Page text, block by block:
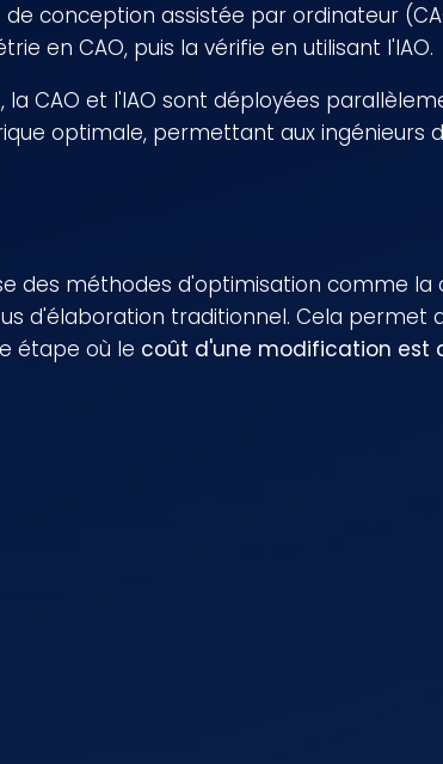
conception assistée par ordinateur
en CAO, puis la vérifie en utilisant l'IAO.
CAO et l'IAO sont déployées
optimale, permettant aux ingénieurs
des méthodes d'optimisation comme
d'élaboration traditionnel. Cela permet
étape où le coût d'une modification est